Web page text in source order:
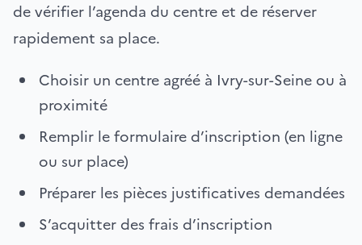
de vérifier l’agenda du centre et de réserver
rapidement sa place.
Choisir un centre agréé à Ivry-sur-Seine ou à
proximité
Remplir le formulaire d’inscription (en ligne
ou sur place)
Préparer les pièces justificatives demandées
S’acquitter des frais d’inscription